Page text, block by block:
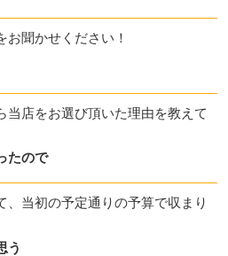
お聞かせください！
当店をお選び頂いた理由を教えて
たので
、当初の予定通りの予算で収まり
う